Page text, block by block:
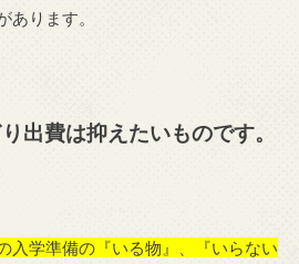
あります。
出費は抑えたいものです。
入学準備の『いる物』、『いらない